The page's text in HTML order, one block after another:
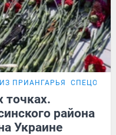
ПРИАНГАРЬЯ
точках.
района
Украине